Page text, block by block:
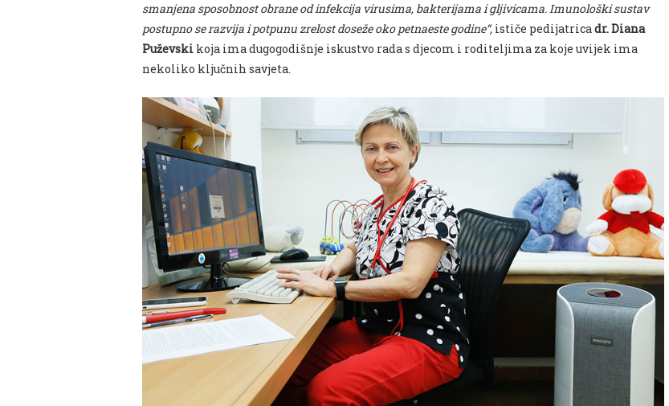
smanjena sposobnost obrane od infekcija virusima, bakterijama i gljivicama. Imunološki sustav
postupno se razvija i potpunu zrelost doseže oko petnaeste godine“, ističe pedijatricadr. Diana
Puževski koja ima dugogodišnje iskustvo rada s djecom i roditeljima za koje uvijek ima
nekoliko ključnih savjeta.